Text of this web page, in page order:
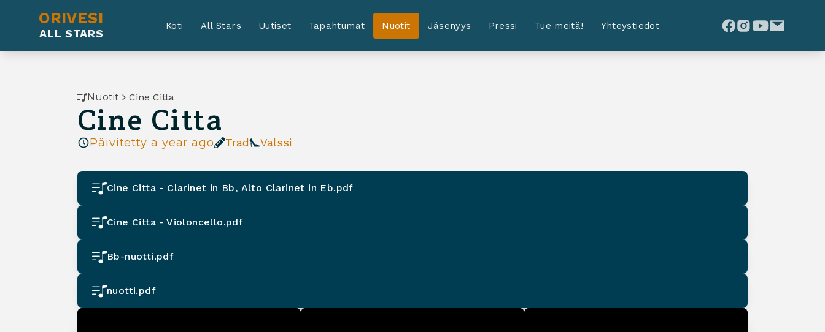
ORIVESI
ALL STARS
Koti All Stars Uutiset Tapahtumat Nuotit Jäsenyys Pressi Tue meitä! Yhteystiedot
Nuotit Cine Citta
Cine Citta
Päivitetty a year ago Trad Valssi
Cine Citta - Clarinet in Bb, Alto Clarinet in Eb.pdf
Cine Citta - Violoncello.pdf
Bb-nuotti.pdf
nuotti.pdf